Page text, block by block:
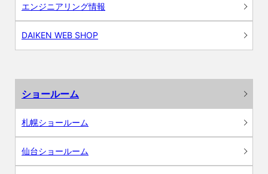
エンジニアリング情報
DAIKEN WEB SHOP
ショールーム
札幌ショールーム
仙台ショールーム